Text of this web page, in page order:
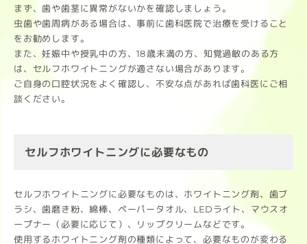
まず、歯や歯茎に異常がないかを確認しましょう。
虫歯や歯周病がある場合は、事前に歯科医院で治療を受けること
をお勧めします。
また、妊娠中や授乳中の方、18歳未満の方、知覚過敏のある方
は、セルフホワイトニングが適さない場合があります。
ご自身の口腔状況をよく確認し、不安な点があれば歯科医にご相
談ください。
セルフホワイトニングに必要なもの
セルフホワイトニングに必要なものは、ホワイトニング剤、歯ブ
ラシ、歯磨き粉、綿棒、ペーパータオル、LEDライト、マウスオ
ープナー（必要に応じて）、リップクリームなどです。
使用するホワイトニング剤の種類によって、必要なものが変わる